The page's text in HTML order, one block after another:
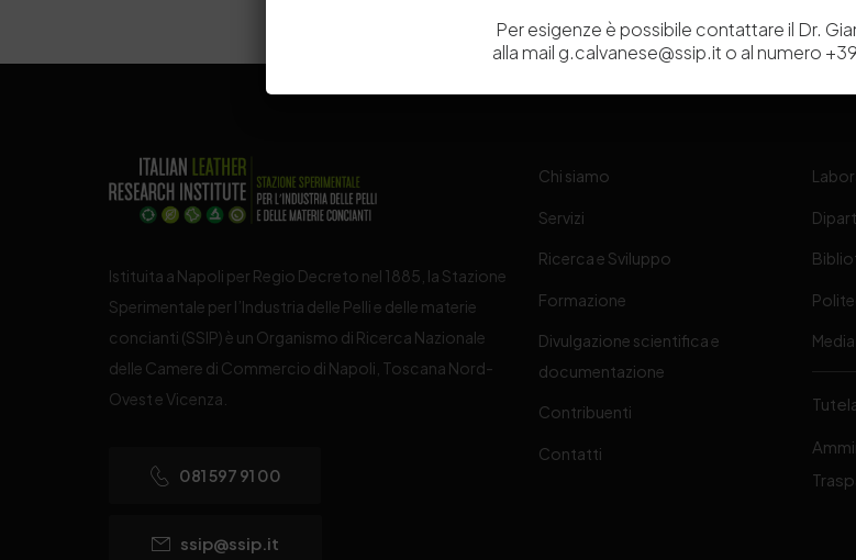
Istituita a Napoli per Regio Decreto nel 1885, la Stazione
Sperimentale per l’Industria delle Pelli e delle materie
concianti (SSIP) è un Organismo di Ricerca Nazionale
delle Camere di Commercio di Napoli, Toscana Nord-
Ovest e Vicenza.
081 597 91 00
ssip@ssip.it
Chi siamo
Servizi
Ricerca e Sviluppo
Formazione
Divulgazione scientifica e
documentazione
Contribuenti
Contatti
Media
Per esigenze è possibile contattare il Dr.
alla mail g.calvanese@ssip.it o al numero